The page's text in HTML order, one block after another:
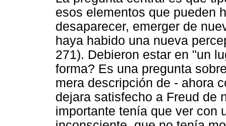
esos elementos que pueden
desaparecer, emerger de
haya habido una nueva
271). Debieron estar en "un
forma? Es una pregunta
mera descripción de - ahora
dejara satisfecho a Freud de
importante tenía que ver con